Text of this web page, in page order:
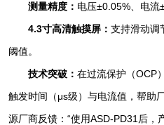
测量精度： 电压±0.05%、电流
4.3寸高清触摸屏： 支持滑动调
阈值。
技术突破： 在过流保护（OCP
触发时间（μs级）与电流值，帮助
源厂商反馈：“使用ASD-PD31后，